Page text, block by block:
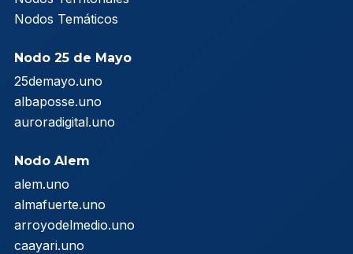
Nodos Temáticos
Nodo 25 de Mayo
25demayo.uno
albaposse.uno
auroradigital.uno
Nodo Alem
alem.uno
almafuerte.uno
arroyodelmedio.uno
caayari.uno